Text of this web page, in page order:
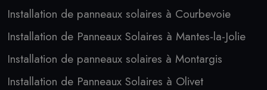
Installation de panneaux solaires à Courbevoie
Installation de Panneaux Solaires à Mantes-la-Jolie
Installation de panneaux solaires à Montargis
Installation de Panneaux Solaires à Olivet